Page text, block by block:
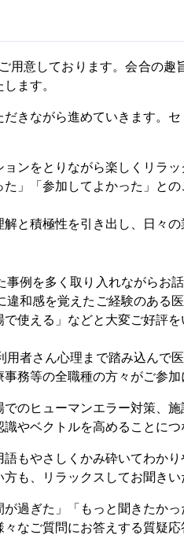
意しております。会合の
ます。
きながら進めていきます。
をとりながら楽しくリラ
」「参加してよかった」と
と積極性を引き出し、日々
例を多く取り入れながらお
和感を覚えたご経験のある
使える」などと大変ご好評を
者さん心理まで踏み込んで
務等の全職種の方々がご参加
のヒューマンエラー対策、
やベクトルを高めることにつ
もやさしくかみ砕いてわか
も、リラックスしてお聞きい
過ぎた」「もっと聞きたか
なご質問にお答えする質疑